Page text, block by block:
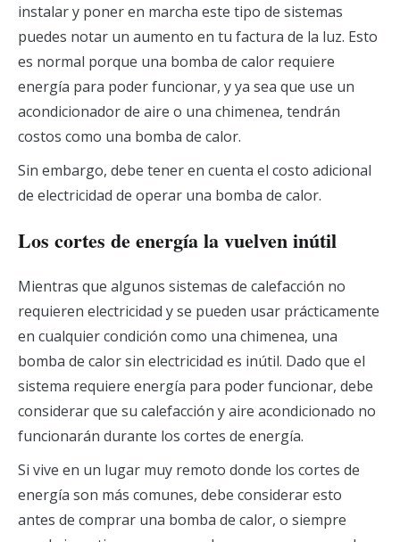
instalar y poner en marcha este tipo de sistemas
puedes notar un aumento en tu factura de la luz. Esto
es normal porque una bomba de calor requiere
energía para poder funcionar, y ya sea que use un
acondicionador de aire o una chimenea, tendrán
costos como una bomba de calor.
Sin embargo, debe tener en cuenta el costo adicional
de electricidad de operar una bomba de calor.
Los cortes de energía la vuelven inútil
Mientras que algunos sistemas de calefacción no
requieren electricidad y se pueden usar prácticamente
en cualquier condición como una chimenea, una
bomba de calor sin electricidad es inútil. Dado que el
sistema requiere energía para poder funcionar, debe
considerar que su calefacción y aire acondicionado no
funcionarán durante los cortes de energía.
Si vive en un lugar muy remoto donde los cortes de
energía son más comunes, debe considerar esto
antes de comprar una bomba de calor, o siempre